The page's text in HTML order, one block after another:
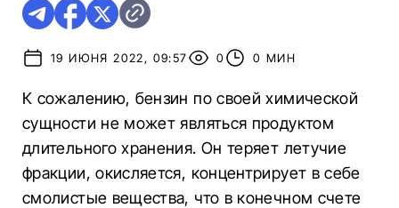
19 ИЮНЯ 2022, 09:57 0 0 МИН
К сожалению, бензин по своей химической
сущности не может являться продуктом
длительного хранения. Он теряет летучие
фракции, окисляется, концентрирует в себе
смолистые вещества, что в конечном счете